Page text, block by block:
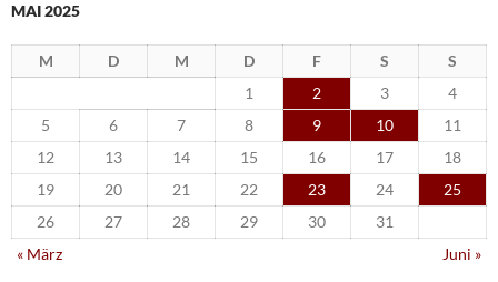
MAI 2025
M D M D F S
S
1
2 3
4
5
6 7 8 9 10
11
12
13 14 15 16 17
18
19
20 21 22 23 24
25
26
27 28 29 30
31
« März
Juni »